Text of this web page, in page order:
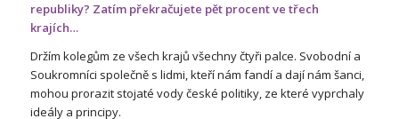
republiky? Zatím překračujete pět procent ve třech
krajích…
Držím kolegům ze všech krajů všechny čtyři palce. Svobodní a
Soukromníci společně s lidmi, kteří nám fandí a dají nám šanci,
mohou prorazit stojaté vody české politiky, ze které vyprchaly
ideály a principy.